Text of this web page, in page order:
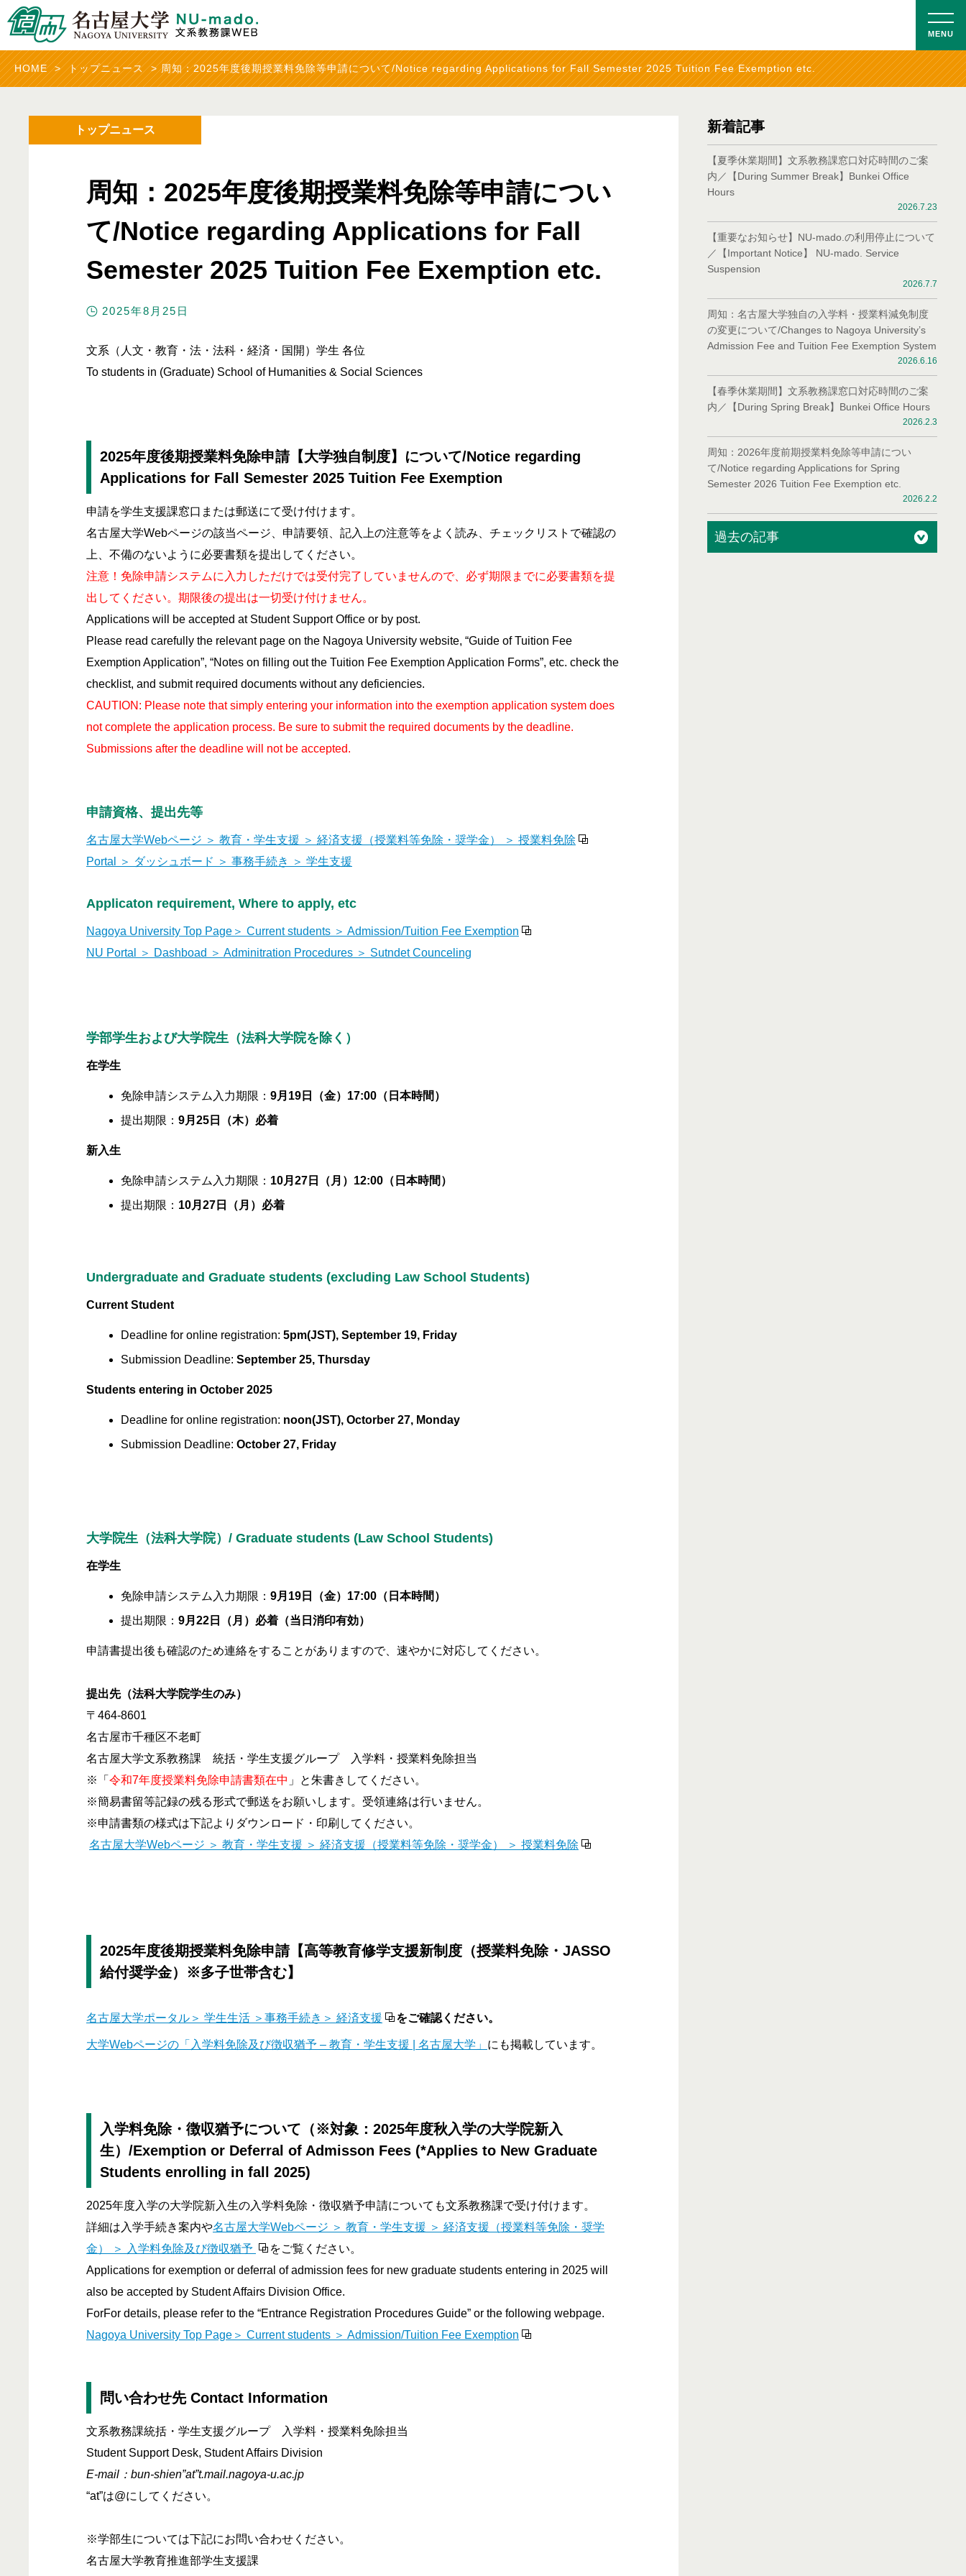
MENU
HOME > トップニュース >周知：2025年度後期授業料免除等申請について/Notice regarding Applications for Fall Semester 2025 Tuition Fee Exemption etc.
トップニュース
周知：2025年度後期授業料免除等申請につい
て/Notice regarding Applications for Fall
Semester 2025 Tuition Fee Exemption etc.
2025年8月25日
文系（人文・教育・法・法科・経済・国開）学生 各位
To students in (Graduate) School of Humanities & Social Sciences
2025年度後期授業料免除申請【大学独自制度】について/Notice regarding
Applications for Fall Semester 2025 Tuition Fee Exemption
申請を学生支援課窓口または郵送にて受け付けます。
名古屋大学Webページの該当ページ、申請要領、記入上の注意等をよく読み、チェックリストで確認の
上、不備のないように必要書類を提出してください。
注意！免除申請システムに入力しただけでは受付完了していませんので、必ず期限までに必要書類を提
出してください。期限後の提出は一切受け付けません。
Applications will be accepted at Student Support Office or by post.
Please read carefully the relevant page on the Nagoya University website, “Guide of Tuition Fee
Exemption Application”, “Notes on filling out the Tuition Fee Exemption Application Forms”, etc. check the
checklist, and submit required documents without any deficiencies.
CAUTION: Please note that simply entering your information into the exemption application system does
not complete the application process. Be sure to submit the required documents by the deadline.
Submissions after the deadline will not be accepted.
申請資格、提出先等
名古屋大学Webページ ＞ 教育・学生支援 ＞ 経済支援（授業料等免除・奨学金） ＞ 授業料免除
Portal ＞ ダッシュボード ＞ 事務手続き ＞ 学生支援
Applicaton requirement, Where to apply, etc
Nagoya University Top Page＞ Current students ＞ Admission/Tuition Fee Exemption
NU Portal ＞ Dashboad ＞ Adminitration Procedures ＞ Sutndet Counceling
学部学生および大学院生（法科大学院を除く）
在学生
免除申請システム入力期限： 9月19日（金）17:00（日本時間）
提出期限： 9月25日（木）必着
新入生
免除申請システム入力期限： 10月27日（月）12:00（日本時間）
提出期限： 10月27日（月）必着
Undergraduate and Graduate students (excluding Law School Students)
Current Student
Deadline for online registration: 5pm(JST), September 19, Friday
Submission Deadline: September 25, Thursday
Students entering in October 2025
Deadline for online registration: noon(JST), Octorber 27, Monday
Submission Deadline: October 27, Friday
大学院生（法科大学院）/ Graduate students (Law School Students)
在学生
免除申請システム入力期限： 9月19日（金）17:00（日本時間）
提出期限： 9月22日（月）必着（当日消印有効）
申請書提出後も確認のため連絡をすることがありますので、速やかに対応してください。
提出先（法科大学院学生のみ）
〒464-8601
名古屋市千種区不老町
名古屋大学文系教務課 統括・学生支援グループ 入学料・授業料免除担当
※「 令和7年度授業料免除申請書類在中 」と朱書きしてください。
※簡易書留等記録の残る形式で郵送をお願いします。受領連絡は行いません。
※申請書類の様式は下記よりダウンロード・印刷してください。
名古屋大学Webページ ＞ 教育・学生支援 ＞ 経済支援（授業料等免除・奨学金） ＞ 授業料免除
2025年度後期授業料免除申請【高等教育修学支援新制度（授業料免除・JASSO
給付奨学金）※多子世帯含む】
名古屋大学ポータル＞ 学生生活 ＞事務手続き＞ 経済支援 をご確認ください。
大学Webページの「入学料免除及び徴収猶予 – 教育・学生支援 | 名古屋大学」 にも掲載しています。
入学料免除・徴収猶予について（※対象：2025年度秋入学の大学院新入
生）/Exemption or Deferral of Admisson Fees (*Applies to New Graduate
Students enrolling in fall 2025)
2025年度入学の大学院新入生の入学料免除・徴収猶予申請についても文系教務課で受け付けます。
詳細は入学手続き案内や名古屋大学Webページ ＞ 教育・学生支援 ＞ 経済支援（授業料等免除・奨学
金） ＞ 入学料免除及び徴収猶予
をご覧ください。
Applications for exemption or deferral of admission fees for new graduate students entering in 2025 will
also be accepted by Student Affairs Division Office.
ForFor details, please refer to the “Entrance Registration Procedures Guide” or the following webpage.
Nagoya University Top Page＞ Current students ＞ Admission/Tuition Fee Exemption
問い合わせ先 Contact Information
文系教務課統括・学生支援グループ 入学料・授業料免除担当
Student Support Desk, Student Affairs Division
E-mail：bun-shien”at”t.mail.nagoya-u.ac.jp
“at”は@にしてください。
※学部生については下記にお問い合わせください。
名古屋大学教育推進部学生支援課
新着記事
2026.7.23
【夏季休業期間】文系教務課窓口対応時間のご案
内／【During Summer Break】Bunkei Office
Hours
2026.7.7
【重要なお知らせ】NU-mado.の利用停止について
／【Important Notice】 NU-mado. Service
Suspension
2026.6.16
周知：名古屋大学独自の入学料・授業料減免制度
の変更について/Changes to Nagoya University’s
Admission Fee and Tuition Fee Exemption System
2026.2.3
【春季休業期間】文系教務課窓口対応時間のご案
内／【During Spring Break】Bunkei Office Hours
2026.2.2
周知：2026年度前期授業料免除等申請につい
て/Notice regarding Applications for Spring
Semester 2026 Tuition Fee Exemption etc.